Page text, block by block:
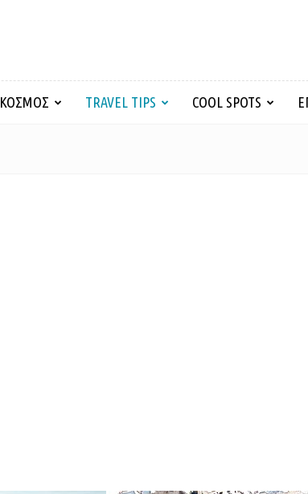
ΚΟΣΜΟΣ TRAVEL TIPS COOL SPOTS